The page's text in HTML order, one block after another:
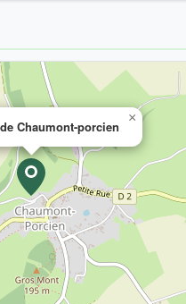
Chaumont-porcien
×